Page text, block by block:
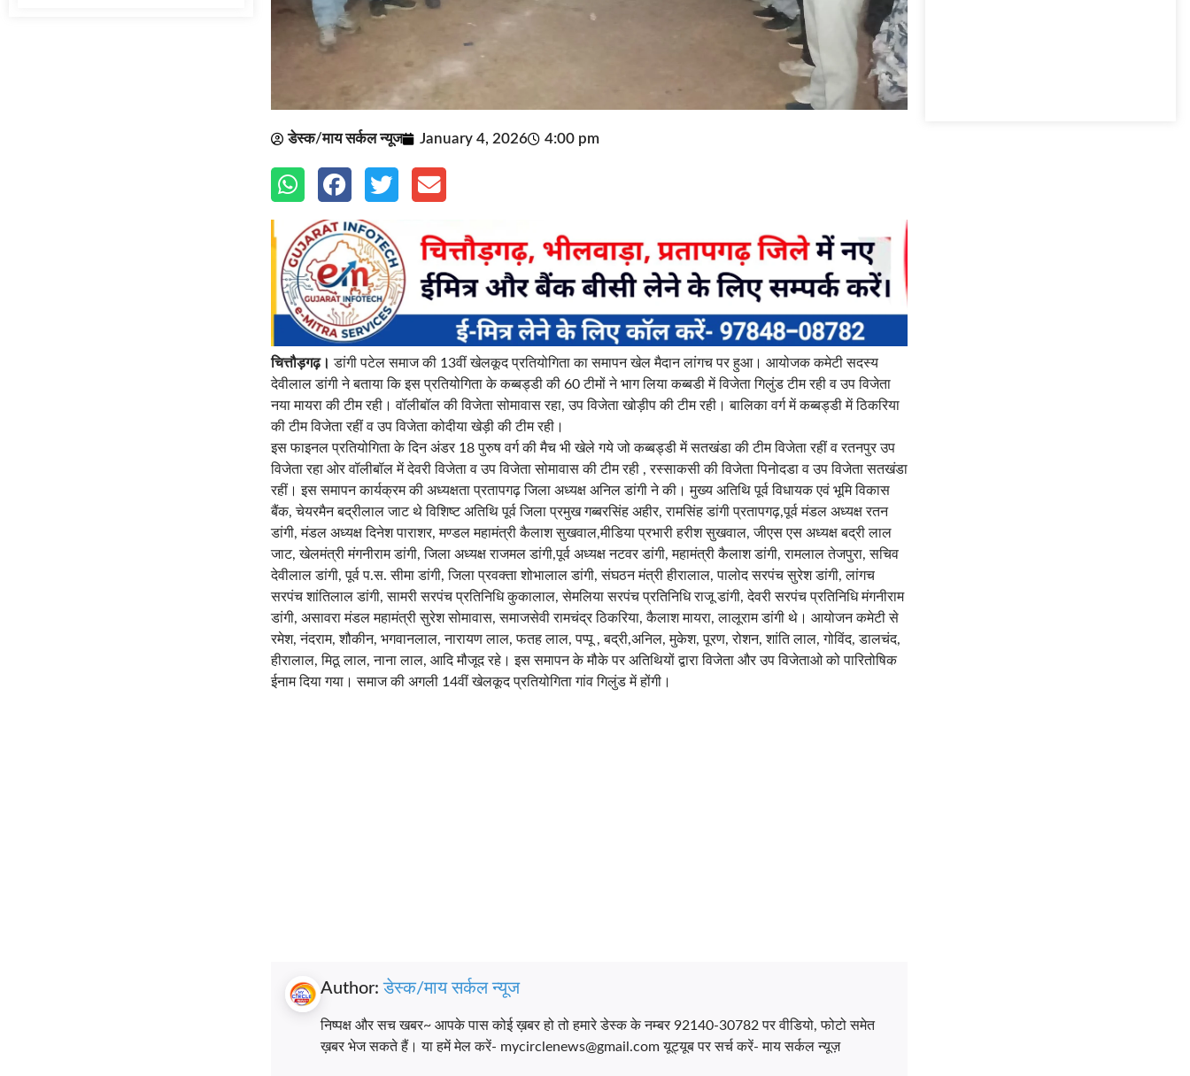
डेस्क/माय सर्कल न्यूज January 4, 2026 4:00 pm
चित्तौड़गढ़। डांगी पटेल समाज की 13वीं खेलकूद प्रतियोगिता का समापन खेल मैदान लांगच पर हुआ। आयोजक कमेटी सदस्य
देवीलाल डांगी ने बताया कि इस प्रतियोगिता के कब्बड्डी की 60 टीमों ने भाग लिया कब्बडी में विजेता गिलुंड टीम रही व उप विजेता
नया मायरा की टीम रही। वॉलीबॉल की विजेता सोमावास रहा, उप विजेता खोड़ीप की टीम रही। बालिका वर्ग में कब्बड्डी में ठिकरिया
की टीम विजेता रहीं व उप विजेता कोदीया खेड़ी की टीम रही।
इस फाइनल प्रतियोगिता के दिन अंडर 18 पुरुष वर्ग की मैच भी खेले गये जो कब्बड्डी में सतखंडा की टीम विजेता रहीं व रतनपुर उप
विजेता रहा ओर वॉलीबॉल में देवरी विजेता व उप विजेता सोमावास की टीम रही , रस्साकसी की विजेता पिनोदडा व उप विजेता सतखंडा
रहीं। इस समापन कार्यक्रम की अध्यक्षता प्रतापगढ़ जिला अध्यक्ष अनिल डांगी ने की। मुख्य अतिथि पूर्व विधायक एवं भूमि विकास
बैंक, चेयरमैन बद्रीलाल जाट थे विशिष्ट अतिथि पूर्व जिला प्रमुख गब्बरसिंह अहीर, रामसिंह डांगी प्रतापगढ़,पूर्व मंडल अध्यक्ष रतन
डांगी, मंडल अध्यक्ष दिनेश पाराशर, मण्डल महामंत्री कैलाश सुखवाल,मीडिया प्रभारी हरीश सुखवाल, जीएस एस अध्यक्ष बद्री लाल
जाट, खेलमंत्री मंगनीराम डांगी, जिला अध्यक्ष राजमल डांगी,पूर्व अध्यक्ष नटवर डांगी, महामंत्री कैलाश डांगी, रामलाल तेजपुरा, सचिव
देवीलाल डांगी, पूर्व प.स. सीमा डांगी, जिला प्रवक्ता शोभालाल डांगी, संघठन मंत्री हीरालाल, पालोद सरपंच सुरेश डांगी, लांगच
सरपंच शांतिलाल डांगी, सामरी सरपंच प्रतिनिधि कुकालाल, सेमलिया सरपंच प्रतिनिधि राजू डांगी, देवरी सरपंच प्रतिनिधि मंगनीराम
डांगी, असावरा मंडल महामंत्री सुरेश सोमावास, समाजसेवी रामचंद्र ठिकरिया, कैलाश मायरा, लालूराम डांगी थे। आयोजन कमेटी से
रमेश, नंदराम, शौकीन, भगवानलाल, नारायण लाल, फतह लाल, पप्पू , बद्री,अनिल, मुकेश, पूरण, रोशन, शांति लाल, गोविंद, डालचंद,
हीरालाल, मिठू लाल, नाना लाल, आदि मौजूद रहे। इस समापन के मौके पर अतिथियों द्वारा विजेता और उप विजेताओ को पारितोषिक
ईनाम दिया गया। समाज की अगली 14वीं खेलकूद प्रतियोगिता गांव गिलुंड में होंगी।
Author:डेस्क/माय सर्कल न्यूज
निष्पक्ष और सच खबर~ आपके पास कोई ख़बर हो तो हमारे डेस्क के नम्बर 92140-30782 पर वीडियो, फोटो समेत
ख़बर भेज सकते हैं। या हमें मेल करें- mycirclenews@gmail.com यूट्यूब पर सर्च करें- माय सर्कल न्यूज़